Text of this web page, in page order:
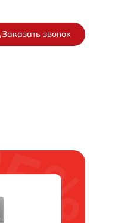
Заказать звонок